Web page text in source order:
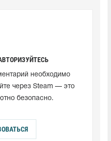
необходимо
через Steam — это
безопасно.